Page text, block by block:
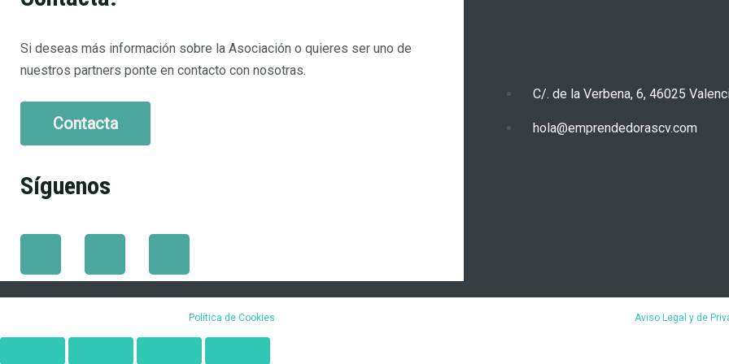
Si deseas más información sobre la Asociación o quieres ser uno de
nuestros partners ponte en contacto con nosotras.
Contacta
Síguenos
F
a
c
e
I
n
s
t
L
i
n
k
C/. de la Verbena, 6, 46025
hola@emprendedorascv.com
Política de Cookies Aviso Legal y de